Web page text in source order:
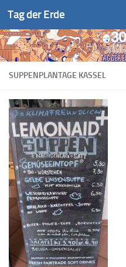
Zum Inhalt springen
Tag der Erde
SUPPENPLANTAGE KASSEL